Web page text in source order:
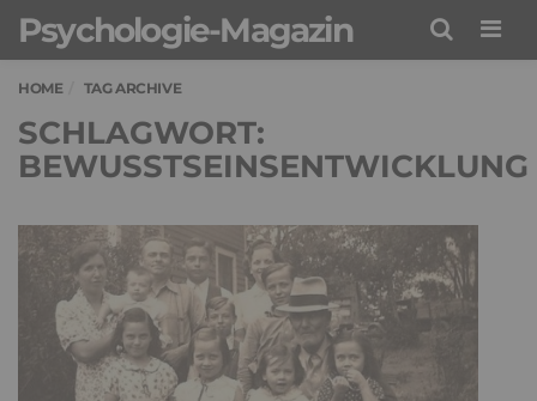
Psychologie-Magazin
HOME TAG ARCHIVE
SCHLAGWORT:
BEWUSSTSEINSENTWICKLUNG